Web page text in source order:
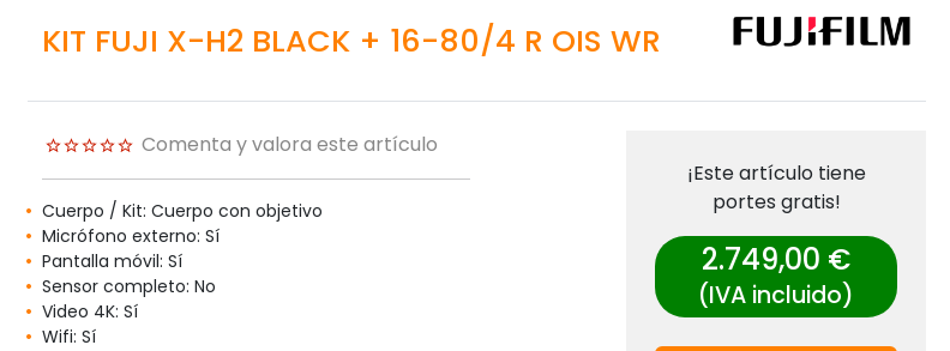
KIT FUJI X-H2 BLACK + 16-80/4 R OIS WR
Comenta y valora este artículo
Cuerpo / Kit: Cuerpo con objetivo
Micrófono externo: Sí
Pantalla móvil: Sí
Sensor completo: No
Video 4K: Sí
Wifi: Sí
¡Este artículo tiene
portes gratis!
2.749,00 €
(IVA incluido)